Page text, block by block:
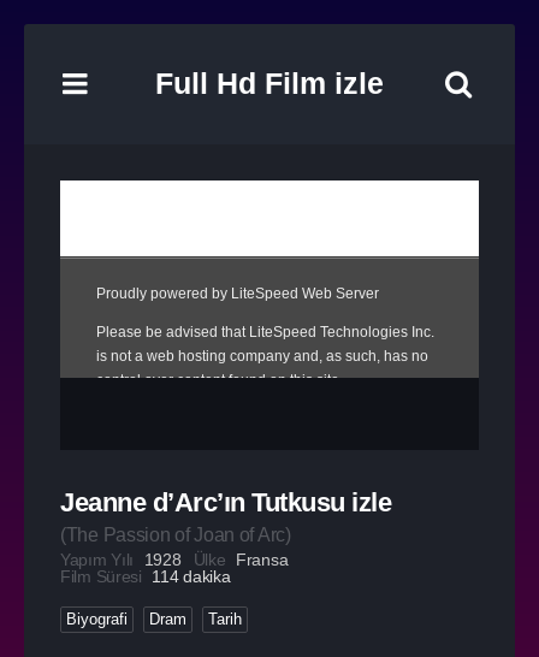
Full Hd Film izle
Jeanne d’Arc’ın Tutkusu izle
(The Passion of Joan of Arc)
Yapım Yılı 1928 Ülke
Fransa
Film Süresi
114 dakika
Biyografi Dram Tarih